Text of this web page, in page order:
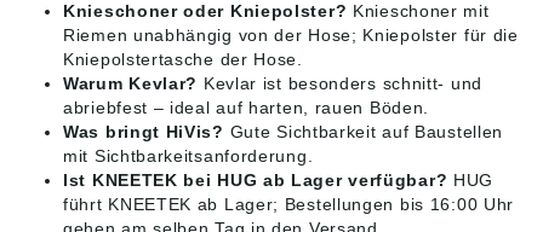
Knieschoner oder Kniepolster? Knieschoner mit
Riemen unabhängig von der Hose; Kniepolster für die
Kniepolstertasche der Hose.
Warum Kevlar? Kevlar ist besonders schnitt- und
abriebfest – ideal auf harten, rauen Böden.
Was bringt HiVis? Gute Sichtbarkeit auf Baustellen
mit Sichtbarkeitsanforderung.
Ist KNEETEK bei HUG ab Lager verfügbar? HUG
führt KNEETEK ab Lager; Bestellungen bis 16:00 Uhr